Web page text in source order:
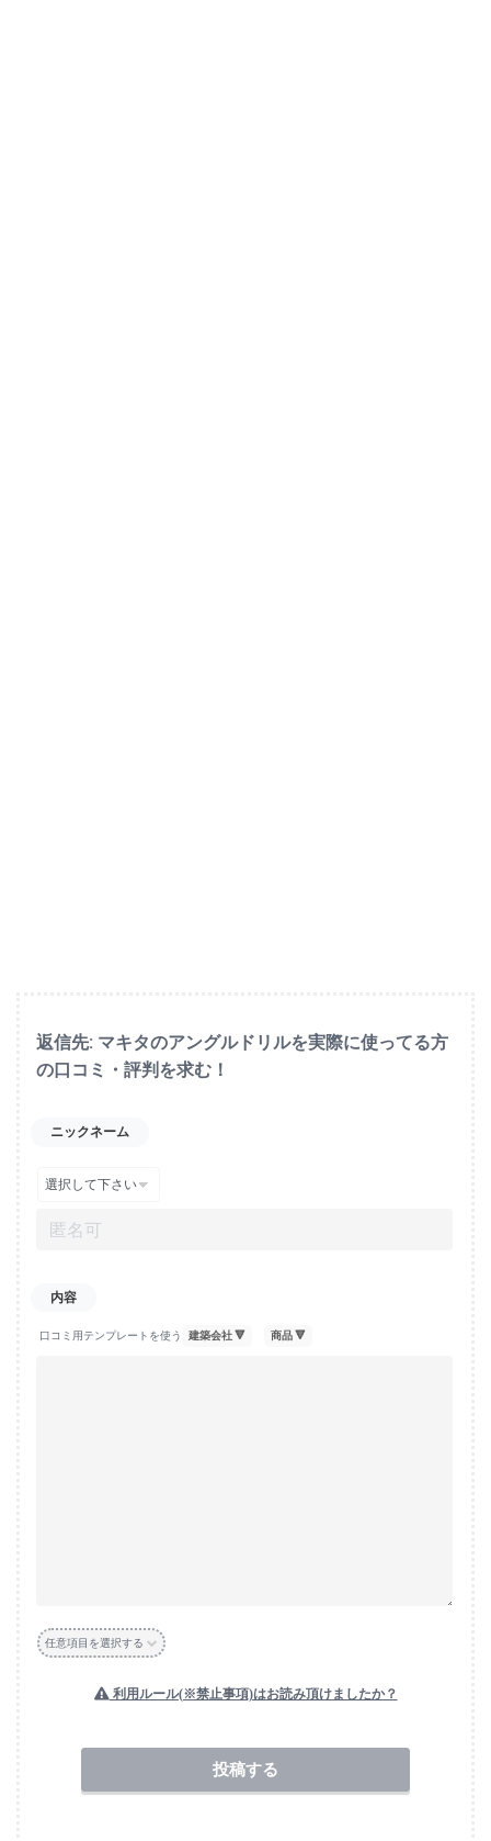
返信先: マキタのアングルドリルを実際に使ってる方
の口コミ・評判を求む！
ニックネーム
口コミ用テンプレートを使う
任意項目を選択する
利用ルール(※禁止事項)はお読み頂けましたか？